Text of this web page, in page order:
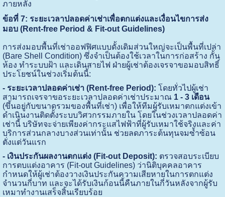
ภายหลัง
ข้อที่ 7: ระยะเวลาปลอดค่าเช่าเพื่อตกแต่งและเงื่อนไขการส่ง
มอบ (Rent-free Period & Fit-out Guidelines)
การส่งมอบพื้นที่เช่าออฟฟิศแบบดั้งเดิมส่วนใหญ่จะเป็นพื้นที่เปล่า
(Bare Shell Condition) ซึ่งจำเป็นต้องใช้เวลาในการก่อสร้าง กั้น
ห้อง ทำระบบฝ้า และเดินสายไฟ ฝ่ายผู้เช่าต้องเจรจาขอมอบสิทธิ์
ประโยชน์ในช่วงเริ่มต้นนี้:
- ระยะเวลาปลอดค่าเช่า (Rent-free Period): โดยทั่วไปผู้เช่า
สามารถเจรจาขอระยะเวลาปลอดค่าเช่าประมาณ 1 - 3 เดือน
(ขึ้นอยู่กับขนาดรวมของพื้นที่เช่า) เพื่อให้ทีมผู้รับเหมาตกแต่งเข้า
ดำเนินงานติดตั้งระบบวิศวกรรมภายใน โดยในช่วงเวลาปลอดค่า
เช่านี้ บริษัทจะจ่ายเพียงค่ากระแสไฟฟ้าที่ผู้รับเหมาใช้จริงและค่า
บริการส่วนกลางบางส่วนเท่านั้น ช่วยลดภาระต้นทุนจมซ้ำซ้อน
ตั่งแต่วันแรก
- เงินประกันผลงานตกแต่ง (Fit-out Deposit): ตรวจสอบระเบียบ
การตบแต่งอาคาร (Fit-out Guidelines) ว่านิติบุคคลอาคาร
กำหนดให้ผู้เช่าต้องวางเงินประกันความเสียหายในการตกแต่ง
จำนวนกี่บาท และจะได้รับเงินก้อนนี้คืนภายในกี่วันหลังจากผู้รับ
เหมาทำงานเสร็จสิ้นเรียบร้อย